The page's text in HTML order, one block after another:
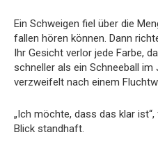
Ein Schweigen fiel über die
fallen hören können. Dann
Ihr Gesicht verlor jede Farbe,
schneller als ein Schneeball im
verzweifelt nach einem
„Ich möchte, dass das klar
Blick standhaft.